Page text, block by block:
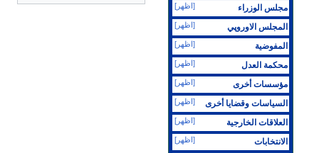
مجلس الوزراء [اظهر]
المجلس الاوروپي [اظهر]
المفوضية [اظهر]
محكمة العدل [اظهر]
مؤسسات أخرى [اظهر]
السياسات وقضايا أخرى [اظهر]
العلاقات الخارجية [اظهر]
الانتخابات [اظهر]